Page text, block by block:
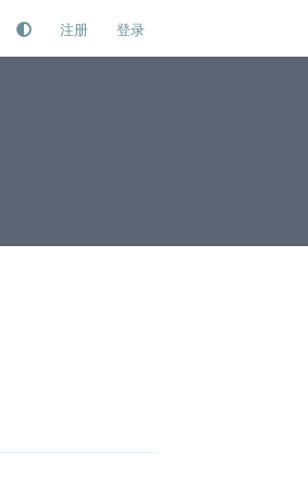
注册 登录